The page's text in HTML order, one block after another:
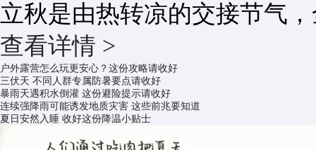
立秋是由热转凉的交接节气
查看详情 >
户外露营怎么玩更安心？这份攻略请收好
三伏天 不同人群专属防暑要点请收好
暴雨天遇积水倒灌 这份避险提示请收好
连续强降雨可能诱发地质灾害 这些前兆要知道
夏日安然入睡 收好这份降温小贴士